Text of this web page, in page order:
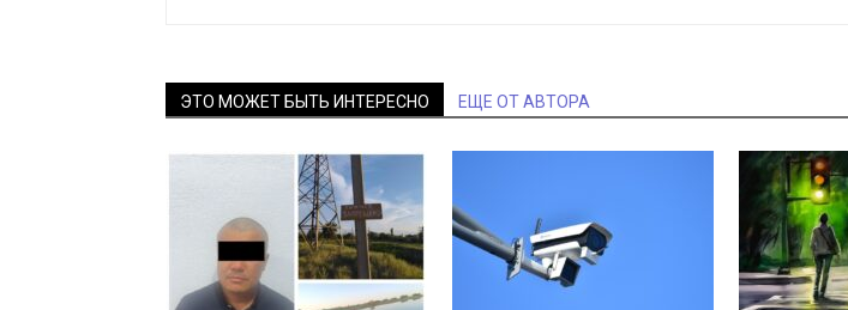
ЭТО МОЖЕТ БЫТЬ ИНТЕРЕСНО ЕЩЕ ОТ АВТОРА